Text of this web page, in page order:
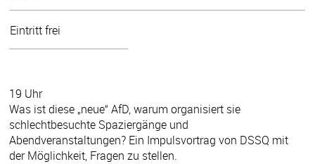
Eintritt frei
19 Uhr
Was ist diese „neue“ AfD, warum organisiert sie
schlechtbesuchte Spaziergänge und
Abendveranstaltungen? Ein Impulsvortrag von DSSQ mit
der Möglichkeit, Fragen zu stellen.